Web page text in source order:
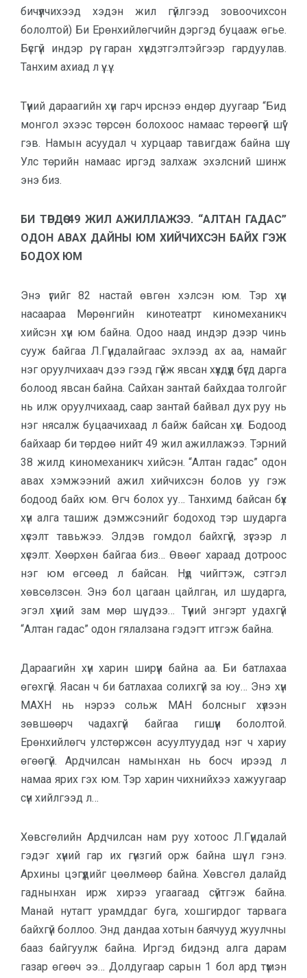
бичүүлчихээд хэдэн жил гүйлгээд зовоочихсон
бололтой) Би Ерөнхийлөгчийн дэргэд буцааж өгье.
Бүсгүй индэр рүү гаран хүндэтгэлтэйгээр гардуулав.
Танхим ахиад л үү…үү...
Түүний дараагийн хүн гарч ирс­нээ өндөр дуугаар “Бид
монгол эхээс төрсөн болохоос намаас төрөөгүй шүү”
гэв. Намын асуудал ч хурцаар та­вигдаж байна шүү.
Улс төрийн на­маас иргэд залхаж эхэлсний шинж
энэ биз.
БИ ТӨРДӨӨ 49 ЖИЛ АЖИЛЛАЖЭЭ. “АЛТАН ГАДАС”
ОДОН АВАХ ДАЙНЫ ЮМ ХИЙЧИХСЭН БАЙХ ГЭЖ
БОДОХ ЮМ
Энэ үгийг 82 настай өвгөн хэлсэн юм. Тэр хүн
насаараа Мөрөнгийн ки­нотеатрт киномеханикч
хийсэн хүн юм байна. Одоо наад индэр дээр чинь
сууж байгаа Л.Гүндалайгаас эхлээд ах аа, намайг
нэг оруулчихаач дээ гээд гүйж явсан хүүхдүүд бүгд дарга
болоод явсан байна. Сайхан зантай байхдаа толгойг
нь илж оруулчихаад, саар зантай байвал дух руу нь
нэг нясалж буцаачихаад л байж байсан хүн. Бодоод
байхаар би төрдөө нийт 49 жил ажиллажээ. Тэрний
38 жилд киномеханикч хийсэн. “Алтан гадас” одон
авах хэмжээний ажил хийчихсэн болов уу гэж
бодоод байх юм. Өгч бо­лох уу… Танхимд байсан бүх
хүн алга ташиж дэмжсэнийг бодоход тэр шу­дарга
хүсэлт тавьжээ. Элдэв гом­дол байхгүй, зүгээр л
хүсэлт. Хөөр­хөн байгаа биз… Өвөөг хараад дот­роос
нэг юм өгсөөд л байсан. Нүд чийг­тэж, сэтгэл
хөвсөлзсөн. Энэ бол ца­гаан цайлган, ил шударга,
эгэл хү­ний зам мөр шүү дээ… Түүний энгэрт удахгүй
“Алтан гадас” одон гялалзана гэдэгт итгэж байна.
Дараагийн хүн харин ширүүн байна аа. Би батлахаа
өгөхгүй. Яасан ч би батлахаа солихгүй за юу… Энэ хүн
МАХН нь нэрээ сольж МАН болс­ныг хүлээн
зөвшөөрч чадахгүй бай­гаа гишүүн бололтой.
Ерөнхийлөгч улстөржсөн асуултуудад нэг ч хариу
өгөөгүй. Ардчилсан намынхан нь босч ирээд л
намаа ярих гэх юм. Тэр харин чихнийхээ хажуугаар
сүн хийлгээд л…
Хөвсгөлийн Ардчилсан нам руу хотоос Л.Гүндалай
гэдэг хүний гар их гүнзгий орж байна шүү л гэнэ.
Архины цэгүүдийг цөөлмөөр байна. Хөвсгөл далайд
гаднынхан ирж хирээ угаа­гаад сүйтгэж байна.
Манай нутагт урамддаг буга, хошгирдог тарвага
байхгүй боллоо. Энд дандаа хотын баячууд жуулчны
бааз байгуулж байна. Иргэд бидэнд алга дарам
газар өгөөч ээ… Долдугаар сарын 1 бол ард тү­мэн